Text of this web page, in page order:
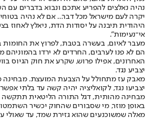
נהיה נאלצים להפריע אתכם ונבוא בדברים עם
יקרה לעם מישראל מכל דבר... אם לא נהיה
היהודית תיבנה על יסודות הדת, ניאלץ לאחוז
אי־נעימות".
מעבר לאיום, בעשרה בטבת, לפרוץ את החומות
הם לא פנו לערבים, החרדים לא ירדו בהמוניהם
האחרונים, אפילו פרוש, שקרע את חוק הגיוס
יצביע נגד.
מאבק עז מתחולל על הצבעת המועצת. מבחינה
יצביעו נגד, לקואליציה יהיה קשה עד בלתי
מבחינה מהותית, דגל התורה הליטאית תתקשה
באופן מוזר, מי שסבורים שהחוק יכשיר
מאלה שמשוכנעים שהוא גזירת שמד, עד שאולי